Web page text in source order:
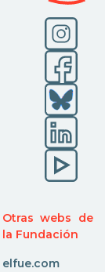
Otras webs de
la Fundación
elfue.com